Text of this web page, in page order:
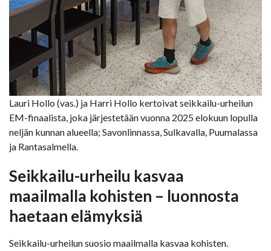
Lauri Hollo (vas.) ja Harri Hollo kertoivat seikkailu-urheilun
EM-finaalista, joka järjestetään vuonna 2025 elokuun lopulla
neljän kunnan alueella; Savonlinnassa, Sulkavalla, Puumalassa
ja Rantasalmella.
Seikkailu-urheilu kasvaa
maailmalla kohisten – luonnosta
haetaan elämyksiä
Seikkailu-urheilun suosio maailmalla kasvaa kohisten.